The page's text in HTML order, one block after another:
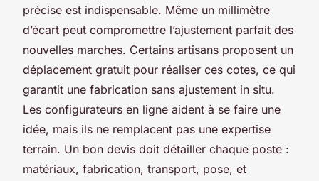
précise est indispensable. Même un millimètre
d’écart peut compromettre l’ajustement parfait des
nouvelles marches. Certains artisans proposent un
déplacement gratuit pour réaliser ces cotes, ce qui
garantit une fabrication sans ajustement in situ.
Les configurateurs en ligne aident à se faire une
idée, mais ils ne remplacent pas une expertise
terrain. Un bon devis doit détailler chaque poste :
matériaux, fabrication, transport, pose, et